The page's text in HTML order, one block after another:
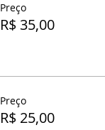
Preço
R$ 35,00
Preço
R$ 25,00